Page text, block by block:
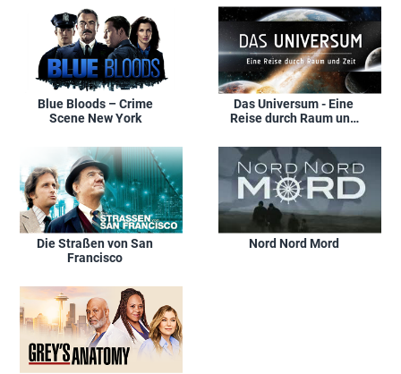
Blue Bloods – Crime
Scene New York
Das Universum - Eine
Reise durch Raum und
Die Straßen von San
Francisco
Nord Nord Mord